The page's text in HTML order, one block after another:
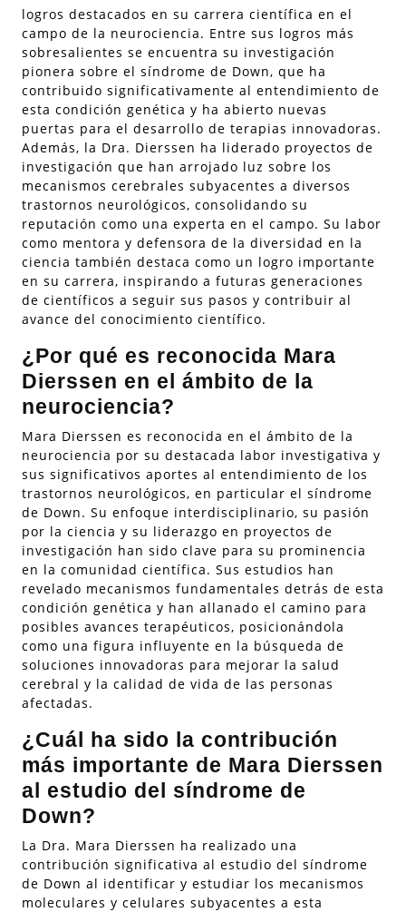
logros destacados en su carrera científica en el
campo de la neurociencia. Entre sus logros más
sobresalientes se encuentra su investigación
pionera sobre el síndrome de Down, que ha
contribuido significativamente al entendimiento de
esta condición genética y ha abierto nuevas
puertas para el desarrollo de terapias innovadoras.
Además, la Dra. Dierssen ha liderado proyectos de
investigación que han arrojado luz sobre los
mecanismos cerebrales subyacentes a diversos
trastornos neurológicos, consolidando su
reputación como una experta en el campo. Su labor
como mentora y defensora de la diversidad en la
ciencia también destaca como un logro importante
en su carrera, inspirando a futuras generaciones
de científicos a seguir sus pasos y contribuir al
avance del conocimiento científico.
¿Por qué es reconocida Mara
Dierssen en el ámbito de la
neurociencia?
Mara Dierssen es reconocida en el ámbito de la
neurociencia por su destacada labor investigativa y
sus significativos aportes al entendimiento de los
trastornos neurológicos, en particular el síndrome
de Down. Su enfoque interdisciplinario, su pasión
por la ciencia y su liderazgo en proyectos de
investigación han sido clave para su prominencia
en la comunidad científica. Sus estudios han
revelado mecanismos fundamentales detrás de esta
condición genética y han allanado el camino para
posibles avances terapéuticos, posicionándola
como una figura influyente en la búsqueda de
soluciones innovadoras para mejorar la salud
cerebral y la calidad de vida de las personas
afectadas.
¿Cuál ha sido la contribución
más importante de Mara Dierssen
al estudio del síndrome de
Down?
La Dra. Mara Dierssen ha realizado una
contribución significativa al estudio del síndrome
de Down al identificar y estudiar los mecanismos
moleculares y celulares subyacentes a esta